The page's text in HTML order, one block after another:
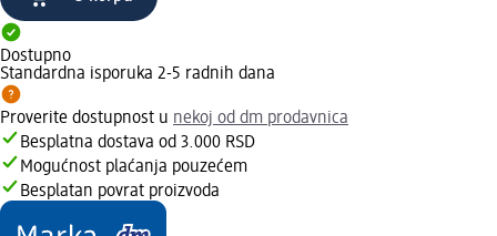
Dostupno
Standardna isporuka 2-5 radnih dana
Proverite dostupnost u nekoj od dm prodavnica
Besplatna dostava od 3.000 RSD
Mogućnost plaćanja pouzećem
Besplatan povrat proizvoda